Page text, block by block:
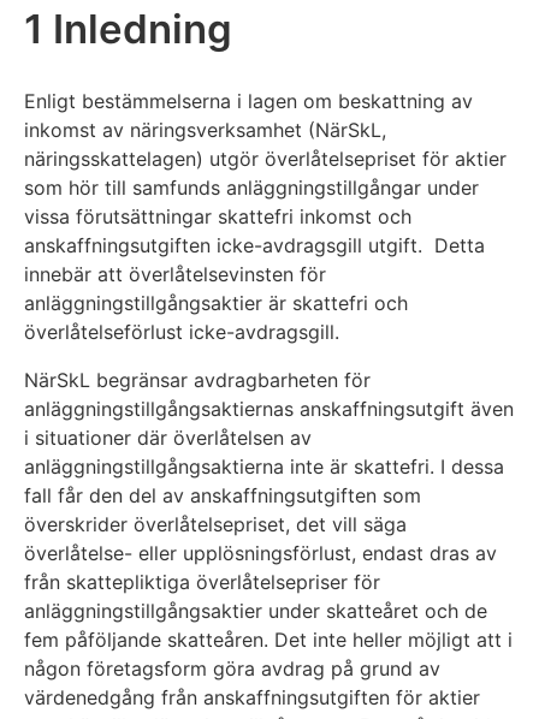
1 Inledning
Enligt bestämmelserna i lagen om beskattning av
inkomst av näringsverksamhet (NärSkL,
näringsskattelagen) utgör överlåtelsepriset för aktier
som hör till samfunds anläggningstillgångar under
vissa förutsättningar skattefri inkomst och
anskaffningsutgiften icke-avdragsgill utgift. Detta
innebär att överlåtelsevinsten för
anläggningstillgångsaktier är skattefri och
överlåtelseförlust icke-avdragsgill.
NärSkL begränsar avdragbarheten för
anläggningstillgångsaktiernas anskaffningsutgift även
i situationer där överlåtelsen av
anläggningstillgångsaktierna inte är skattefri. I dessa
fall får den del av anskaffningsutgiften som
överskrider överlåtelsepriset, det vill säga
överlåtelse- eller upplösningsförlust, endast dras av
från skattepliktiga överlåtelsepriser för
anläggningstillgångsaktier under skatteåret och de
fem påföljande skatteåren. Det inte heller möjligt att i
någon företagsform göra avdrag på grund av
värdenedgång från anskaffningsutgiften för aktier